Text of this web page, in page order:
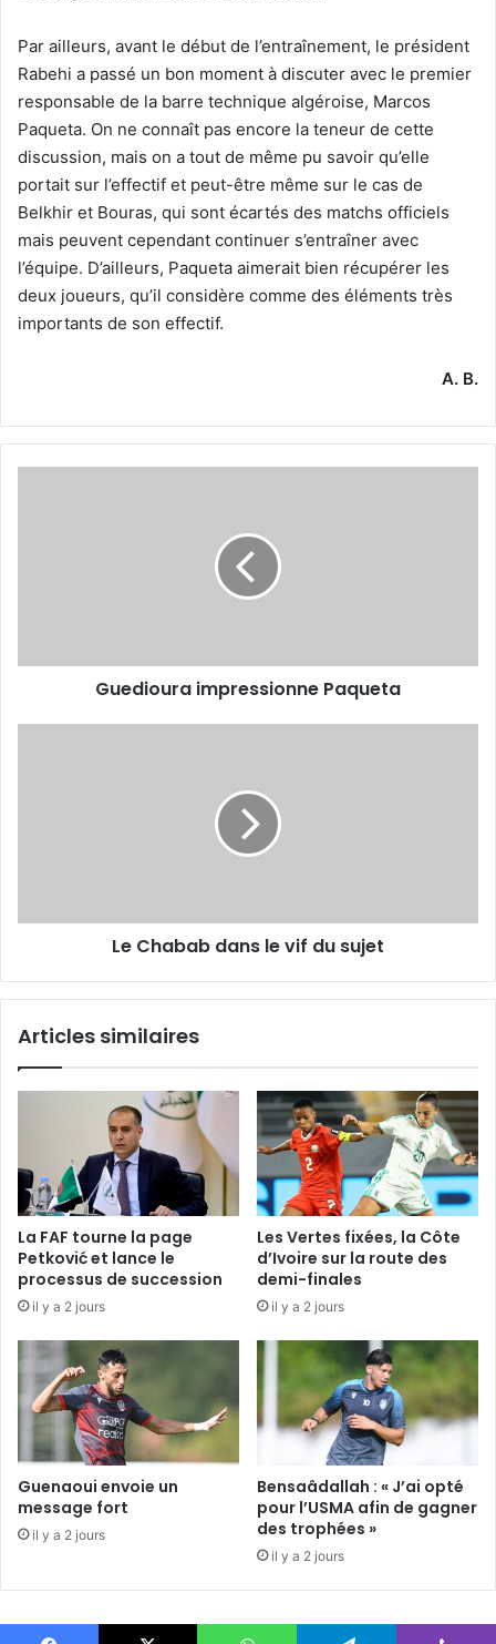
Par ailleurs, avant le début de l’entraînement, le président
Rabehi a passé un bon moment à discuter avec le premier
responsable de la barre technique algéroise, Marcos
Paqueta. On ne connaît pas encore la teneur de cette
discussion, mais on a tout de même pu savoir qu’elle
portait sur l’effectif et peut-être même sur le cas de
Belkhir et Bouras, qui sont écartés des matchs officiels
mais peuvent cependant continuer s’entraîner avec
l’équipe. D’ailleurs, Paqueta aimerait bien récupérer les
deux joueurs, qu’il considère comme des éléments très
importants de son effectif.
A. B.
Guedioura impressionne Paqueta
Le Chabab dans le vif du sujet
Articles similaires
La FAF tourne la page
Petković et lance le
processus de succession
il y a 2 jours
Les Vertes fixées, la Côte
d’Ivoire sur la route des
demi-finales
il y a 2 jours
Guenaoui envoie un
message fort
il y a 2 jours
Bensaâdallah : « J’ai opté
pour l’USMA afin de gagner
des trophées »
il y a 2 jours